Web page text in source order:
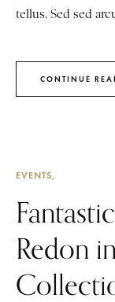
tellus. Sed sed
CONTINUE
EVENTS
Redon